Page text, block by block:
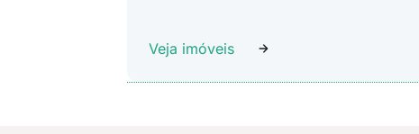
Veja imóveis